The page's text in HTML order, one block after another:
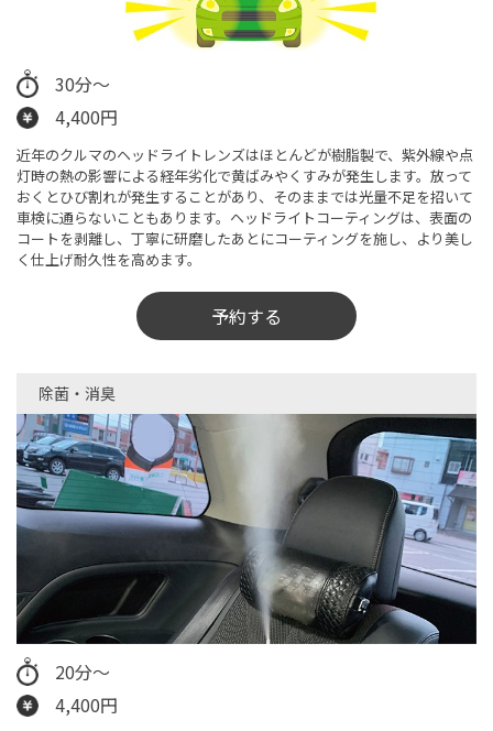
30分～
4,400円
近年のクルマのヘッドライトレンズはほとんどが樹脂製で、紫外線や点
灯時の熱の影響による経年劣化で黄ばみやくすみが発生します。放って
おくとひび割れが発生することがあり、そのままでは光量不足を招いて
車検に通らないこともあります。ヘッドライトコーティングは、表面の
コートを剥離し、丁寧に研磨したあとにコーティングを施し、より美し
く仕上げ耐久性を高めます。
予約する
除菌・消臭​
20分～
4,400円